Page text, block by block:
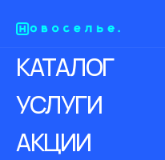
КАТАЛОГ
УСЛУГИ
АКЦИИ